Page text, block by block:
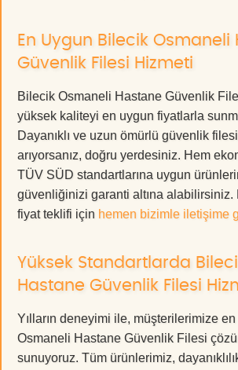
En Uygun Bilecik Osmaneli
Güvenlik Filesi Hizmeti
Bilecik Osmaneli Hastane Güvenlik
yüksek kaliteyi en uygun fiyatlarla
Dayanıklı ve uzun ömürlü güvenlik
arıyorsanız, doğru yerdesiniz. Hem
TÜV SÜD standartlarına uygun
güvenliğinizi garanti altına alabilirsiniz.
fiyat teklifi için hemen bizimle iletişime
Yüksek Standartlarda
Hastane Güvenlik Filesi
Yılların deneyimi ile, müşterilerimize
Osmaneli Hastane Güvenlik Filesi
sunuyoruz. Tüm ürünlerimiz,